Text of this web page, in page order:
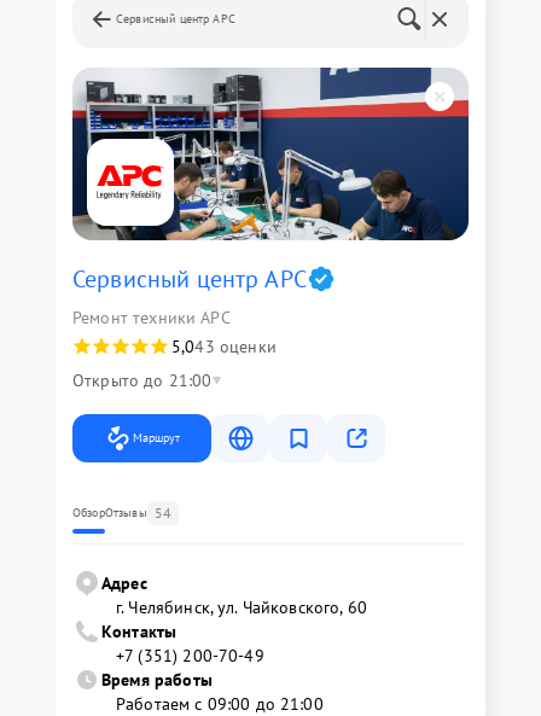
Сервисный центр APC
Сервисный центр APC
Ремонт техники APC
5,043 оценки
Открыто до 21:00
Маршрут
ОбзорОтзывы 54
Адрес
г. Челябинск, ул. Чайковского, 60
Контакты
+7 (351) 200-70-49
Время работы
Работаем с 09:00 до 21:00